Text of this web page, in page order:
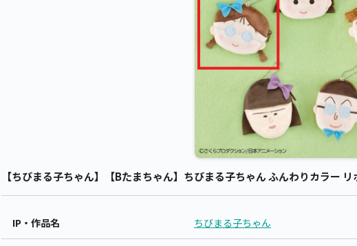
【ちびまる子ちゃん】【Bたまちゃん】ちびまる子ちゃん ふんわりカラー
IP・作品名 ちびまる子ちゃん